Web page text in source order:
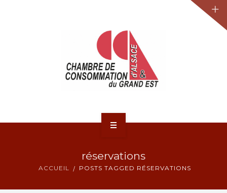
réservations
ACCUEIL POSTS TAGGED RÉSERVATIONS